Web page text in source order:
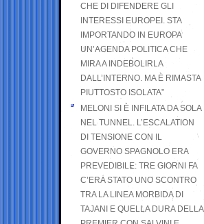
CHE DI DIFENDERE GLI
INTERESSI EUROPEI. STA
IMPORTANDO IN EUROPA
UN’AGENDA POLITICA CHE
MIRA A INDEBOLIRLA
DALL’INTERNO. MA È RIMASTA
PIUTTOSTO ISOLATA”
MELONI SI È INFILATA DA SOLA
NEL TUNNEL. L’ESCALATION
DI TENSIONE CON IL
GOVERNO SPAGNOLO ERA
PREVEDIBILE: TRE GIORNI FA
C’ERA STATO UNO SCONTRO
TRA LA LINEA MORBIDA DI
TAJANI E QUELLA DURA DELLA